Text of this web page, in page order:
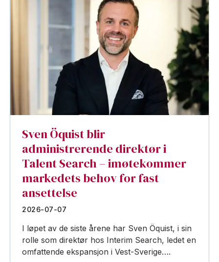
Sven Öquist blir
administrerende direktør i
Talent Search – imøtekommer
markedets behov for fast
ansettelse
2026-07-07
I løpet av de siste årene har Sven Öquist, i sin
rolle som direktør hos Interim Search, ledet en
omfattende ekspansjon i Vest-Sverige….